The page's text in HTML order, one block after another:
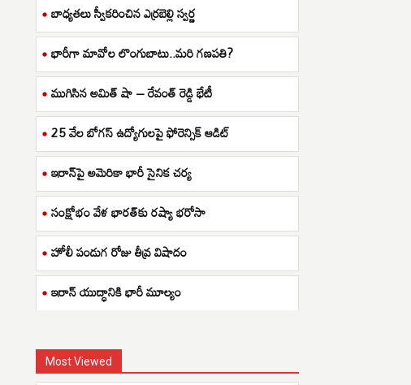
బాధ్యతలు స్వీకరించిన ఎర్రబెల్లి స్వర్ణ
భారీగా మావోల లొంగుబాటు..మరి గణపతి?
ముగిసిన అమిత్ షా – రేవంత్ రెడ్డి భేటీ
25 వేల బోగస్ ఉద్యోగులపై ఫోరెన్సిక్ ఆడిట్
ఇరాన్‌పై అమెరికా భారీ సైనిక చర్య
సంక్షోభం వేళ భారత్‌కు రష్యా భరోసా
హోలీ పండుగ రోజు తీవ్ర విషాదం
ఇరాన్ యుద్ధానికి భారీ మూల్యం
Most Viewed